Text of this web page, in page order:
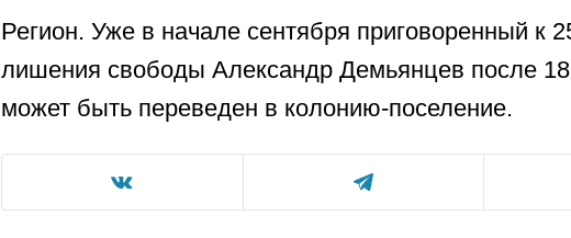
Регион. Уже в начале сентября приговоренный к
лишения свободы Александр Демьянцев после 18
может быть переведен в колонию-поселение.